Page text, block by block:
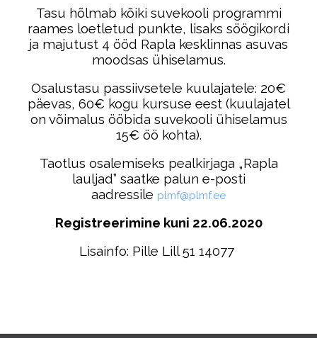
Tasu hõlmab kõiki suvekooli programmi
raames loetletud punkte, lisaks söögikordi
ja majutust 4 ööd Rapla kesklinnas asuvas
moodsas ühiselamus.
Osalustasu passiivsetele kuulajatele: 20€
päevas, 60€ kogu kursuse eest (kuulajatel
on võimalus ööbida suvekooli ühiselamus
15€ öö kohta).
Taotlus osalemiseks pealkirjaga „Rapla
lauljad” saatke palun e-posti
aadressile plmf@plmf.ee
Registreerimine kuni 22.06.2020
Lisainfo: Pille Lill 51 14077